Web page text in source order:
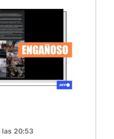
las 20:53